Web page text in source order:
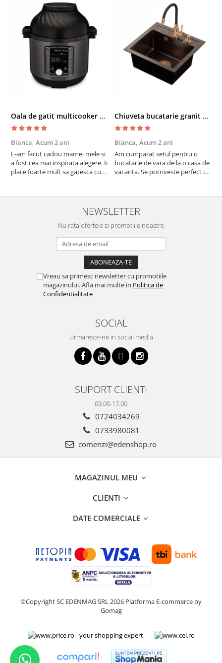
Oala de gatit multicooker 11 functii Instant Pot Pro Crisp 8 + Air Fryer 7.6 lt
Bianca, Acum 2 ani
L-am facut cadou mamei mele si
a fost cea mai inspirata alegere. Ii
place foarte mult sa gatesca cu
cratita...ma gandesc serios sa imi
cumpar si eu! Recomand mult !
Chiuveta bucatarie granit cu finisaj negru perlat/cupru Steingran Art Copper cu dozator si baterie Quadron
Bianca, Acum 2 ani
Am cumparat setul pentru o
bucatarie de vara de la o casa de
vacanta. Se potriveste perfect in
buna, recomand cu drag !
NEWSLETTER
Nu rata ofertele si promotiile noastre
Vreau sa primesc newsletter cu promotiile
magazinului. Afla mai multe in Politica de
Confidentialitate
SOCIAL
Urmareste-ne in social media
SUPORT CLIENTI
09.00-17.00
0724034269
0733980081
comenzi@edenshop.ro
MAGAZINUL MEU
CLIENTI
DATE COMERCIALE
©Copyright SC EDENMAG SRL 2026 Platforma E-commerce by
Gomag